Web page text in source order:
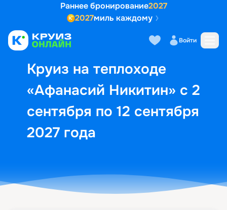
Раннее бронирование2027
2027миль каждому
Войти
Круиз на теплоходе
«Афанасий Никитин» с 2
сентября по 12 сентября
2027 года
Выбор кают Маршрут и